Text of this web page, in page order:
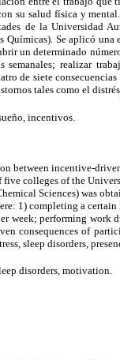
su salud física y
de la Universidad
Se aplicó
un determinado
realizar
de siete
tales como el
incentivos.
between incentive-
colleges of the
Sciences) was
1) completing a
week; performing
consequences of
sleep disorders,
disorders, motivation.